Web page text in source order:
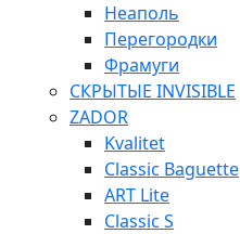
Неаполь
Перегородки
Фрамуги
СКРЫТЫЕ INVISIBLE
ZADOR
Kvalitet
Classic Baguette
ART Lite
Classic S